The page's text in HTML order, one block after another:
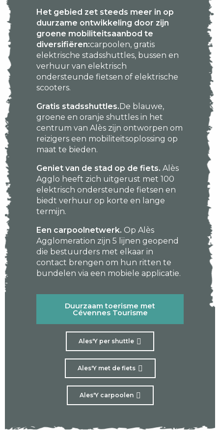
Het gebied zet steeds meer in op
duurzame ontwikkeling door zijn
groene mobiliteitsaanbod te
diversifiëren:carpoolen, gratis
elektrische stadsshuttles, bussen en
verhuur van elektrisch
ondersteunde fietsen of elektrische
scooters.
Gratis stadsshuttles. De blauwe,
groene en oranje shuttles in het
centrum van Alès zijn ontworpen om
reizigers een mobiliteitsoplossing op
maat te bieden.
Geniet van de stad op de fiets. Alès
Agglo heeft zich uitgerust met 100
elektrisch ondersteunde fietsen en
biedt verhuur op korte en lange
termijn.
Een carpoolnetwerk. Op Alès
Agglomeration zijn 5 lijnen geopend
die bestuurders met elkaar in
contact brengen om hun ritten te
bundelen via een mobiele applicatie.
Duurzaam toerisme met
Cévennes Tourisme
Ales'Y per shuttle
Ales'Y met de fiets
Ales'Y carpoolen